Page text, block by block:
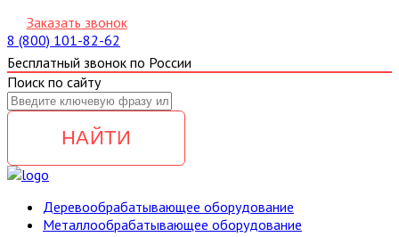
Заказать звонок
8 (800) 101-82-62
Бесплатный звонок по России
Поиск по сайту
НАЙТИ
Деревообрабатывающее оборудование
Металлообрабатывающее оборудование